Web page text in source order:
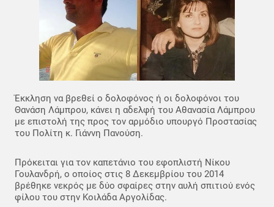
Έκκληση να βρεθεί ο δολοφόνος ή οι δολοφόνοι του
Θανάση Λάμπρου, κάνει η αδελφή του Αθανασία Λάμπρου
με επιστολή της προς τον αρμόδιο υπουργό Προστασίας
του Πολίτη κ. Γιάννη Πανούση.
Πρόκειται για τον καπετάνιο του εφοπλιστή Νίκου
Γουλανδρή, ο οποίος στις 8 Δεκεμβρίου του 2014
βρέθηκε νεκρός με δύο σφαίρες στην αυλή σπιτιού ενός
φίλου του στην Κοιλάδα Αργολίδας.